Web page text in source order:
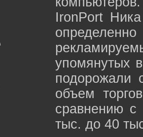
IronPort
упомянутых
подорожали
объем
сравнению
тыс. до 40